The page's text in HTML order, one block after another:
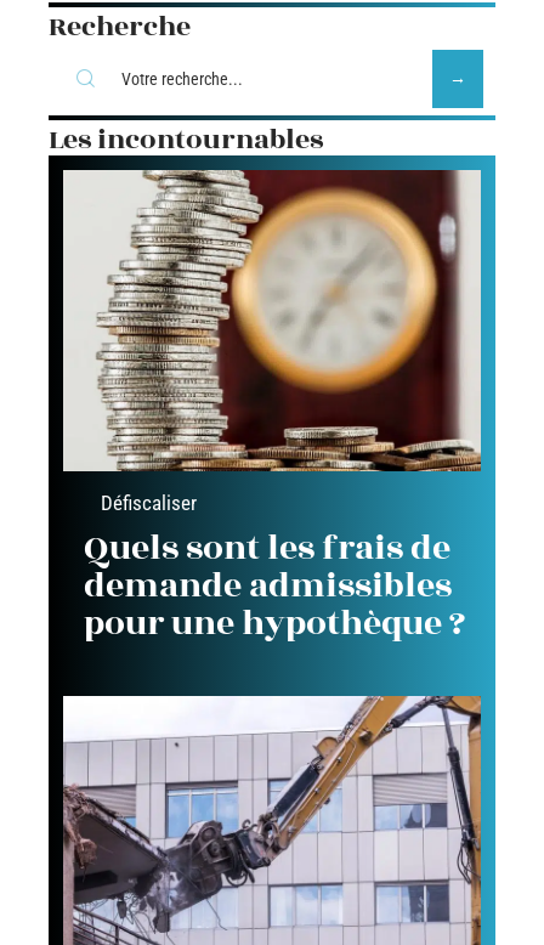
Recherche
Les incontournables
Défiscaliser
Quels sont les frais de
demande admissibles
pour une hypothèque ?